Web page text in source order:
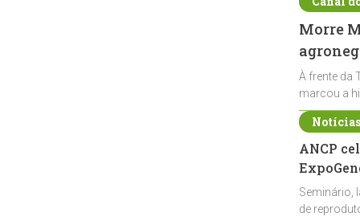
Morre
À frente da
marcou a
ANCP
Seminário,
de